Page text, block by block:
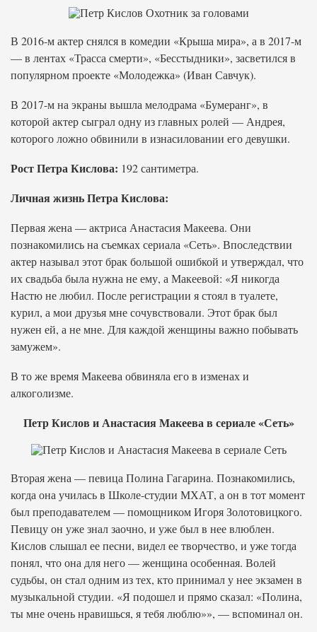
В 2016-м актер снялся в комедии «Крыша мира», а в 2017-м
— в лентах «Трасса смерти», «Бесстыдники», засветился в
популярном проекте «Молодежка» (Иван Савчук).
В 2017-м на экраны вышла мелодрама «Бумеранг», в
которой актер сыграл одну из главных ролей — Андрея,
которого ложно обвинили в изнасиловании его девушки.
Рост Петра Кислова: 192 сантиметра.
Личная жизнь Петра Кислова:
Первая жена — актриса Анастасия Макеева. Они
познакомились на съемках сериала «Сеть». Впоследствии
актер называл этот брак большой ошибкой и утверждал, что
их свадьба была нужна не ему, а Макеевой: «Я никогда
Настю не любил. После регистрации я стоял в туалете,
курил, а мои друзья мне сочувствовали. Этот брак был
нужен ей, а не мне. Для каждой женщины важно побывать
замужем».
В то же время Макеева обвиняла его в изменах и
алкоголизме.
Петр Кислов и Анастасия Макеева в сериале «Сеть»
Вторая жена — певица Полина Гагарина. Познакомились,
когда она училась в Школе-студии МХАТ, а он в тот момент
был преподавателем — помощником Игоря Золотовицкого.
Певицу он уже знал заочно, и уже был в нее влюблен.
Кислов слышал ее песни, видел ее творчество, и уже тогда
понял, что она для него — женщина особенная. Волей
судьбы, он стал одним из тех, кто принимал у нее экзамен в
музыкальной студии. «Я подошел и прямо сказал: «Полина,
ты мне очень нравишься, я тебя люблю»», — вспоминал он.